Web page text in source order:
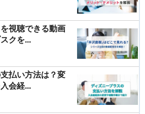
視聴できる動画
クを...
払い方法は？変
会経...